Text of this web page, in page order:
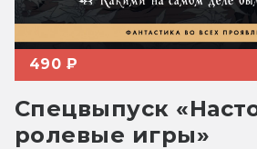
490 ₽
Спецвыпуск
ролевые игры»